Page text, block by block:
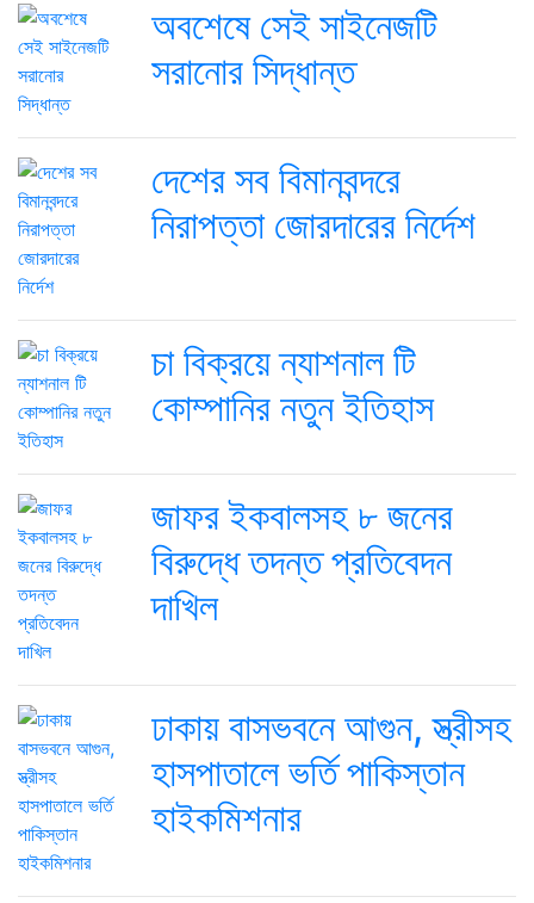
অবশেষে সেই সাইনেজটি
সরানোর সিদ্ধান্ত
দেশের সব বিমানবন্দরে
নিরাপত্তা জোরদারের নির্দেশ
চা বিক্রয়ে ন্যাশনাল টি
কোম্পানির নতুন ইতিহাস
জাফর ইকবালসহ ৮ জনের
বিরুদ্ধে তদন্ত প্রতিবেদন
দাখিল
ঢাকায় বাসভবনে আগুন, স্ত্রীসহ
হাসপাতালে ভর্তি পাকিস্তান
হাইকমিশনার